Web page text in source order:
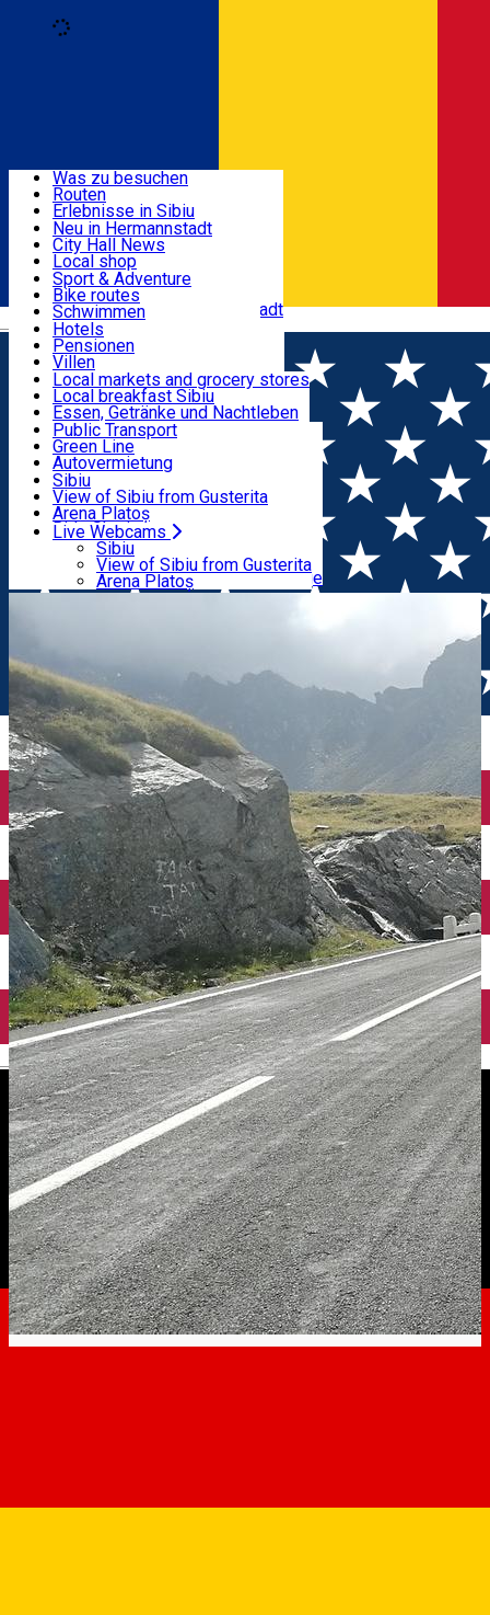
Română
English
Nützliche informationen
Aktivitäten & Abenteuer
Unterkunft
Essen, Getränke & Nachtleben
Transport & Parken
Live Webcams
Was zu besuchen
Routen
Erlebnisse in Sibiu
Podcast
Kultur
Museen
Kirchen
Parks, Zoo
Im Umkreis von Hermannstadt
Neu in Hermannstadt
City Hall News
Local shop
Sibiu Handwerker
Sibiul Verde
Public services
Bildung
Wie komme ich nach Sibiu?
Touristeninfo
Reiseführer
Guided tours
Local publication
Schönheitssalon
Sport & Adventure
Bike routes
Schwimmen
Reiten
Fitnessstudio
Loc de joacă indoor
Loc de joacă outdoor
Ski
Eislaufen
Yoga
Hotels
Pensionen
Villen
Hostels
Motels
Camping
Zimmer zu vermieten
Wohnungen
Unterkunft außerhalb von Sibiu
Local markets and grocery stores
Local breakfast Sibiu
Essen, Getränke und Nachtleben
Pizza
Fast Food
Kaffeestube
Konditorei
Pub, Bar
Nachtclubs
Bäckerei
Public Transport
Green Line
Autovermietung
Fahrad verleih
Scooter rentals
Taxi
Ride Sharing
Park-Tickets
Parkplätze
Ladestationen für Elektrofahrzeuge
Sibiu
View of Sibiu from Gusterita
Arena Platoș
Live Webcams
Sibiu
View of Sibiu from Gusterita
Arena Platoș
Home Tourism Agency incoming Sibiu
Romania Guided